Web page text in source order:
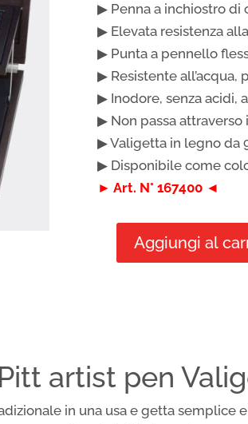
▶ Penna a inchiostro di
▶ Elevata resistenza
▶ Punta a pennello
▶ Resistente all’acqua,
▶ Inodore, senza acidi,
▶ Non passa attraverso
▶ Valigetta in legno da
▶ Disponibile come
► Art. N° 167400 ◄
Aggiungi al
artist pen
in una usa e getta semplice